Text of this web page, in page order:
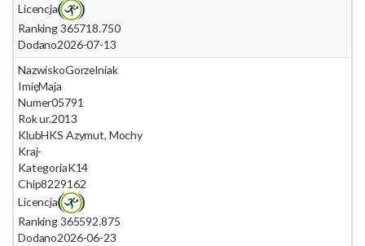
Licencja
Ranking 365718.750
Dodano2026-07-13
NazwiskoGorzelniak
ImięMaja
Numer05791
Rok ur.2013
KlubHKS Azymut, Mochy
Kraj-
KategoriaK14
Chip8229162
Licencja
Ranking 365592.875
Dodano2026-06-23